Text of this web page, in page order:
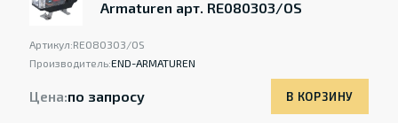
Armaturen арт. RE080303/OS
Артикул:RE080303/OS
Производитель:END-ARMATUREN
Цена:по запросу В КОРЗИНУ